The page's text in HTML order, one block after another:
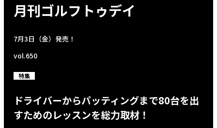
月刊ゴルフトゥデイ
7月3日（金）発売！
vol.650
特集
ドライバーからパッティングまで80台を出
すためのレッスンを総力取材！